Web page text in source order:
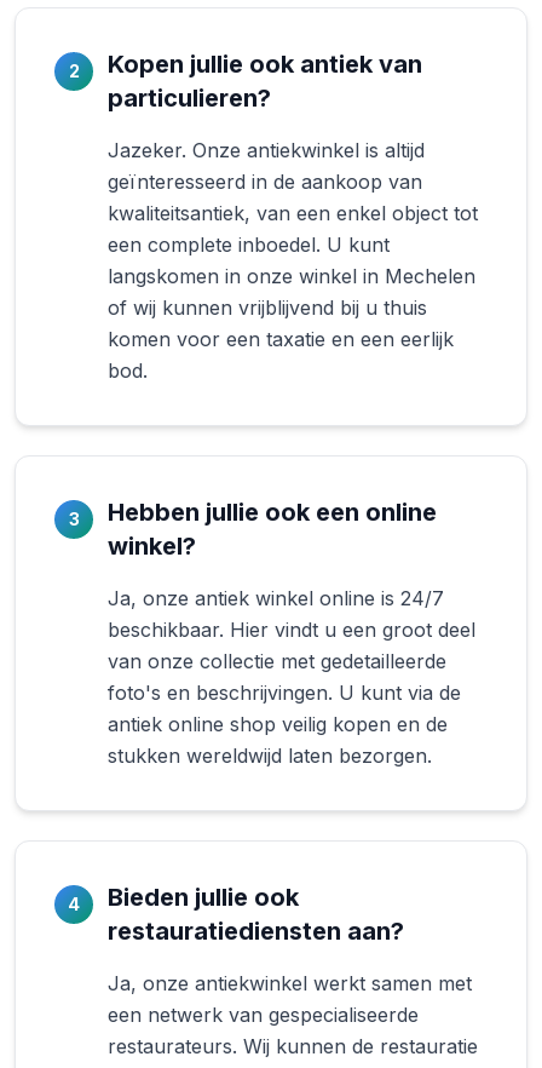
2
Kopen jullie ook antiek van
particulieren?
Jazeker. Onze antiekwinkel is altijd
geïnteresseerd in de aankoop van
kwaliteitsantiek, van een enkel object tot
een complete inboedel. U kunt
langskomen in onze winkel in Mechelen
of wij kunnen vrijblijvend bij u thuis
komen voor een taxatie en een eerlijk
bod.
3
Hebben jullie ook een online
winkel?
Ja, onze antiek winkel online is 24/7
beschikbaar. Hier vindt u een groot deel
van onze collectie met gedetailleerde
foto's en beschrijvingen. U kunt via de
antiek online shop veilig kopen en de
stukken wereldwijd laten bezorgen.
4
Bieden jullie ook
restauratiediensten aan?
Ja, onze antiekwinkel werkt samen met
een netwerk van gespecialiseerde
restaurateurs. Wij kunnen de restauratie